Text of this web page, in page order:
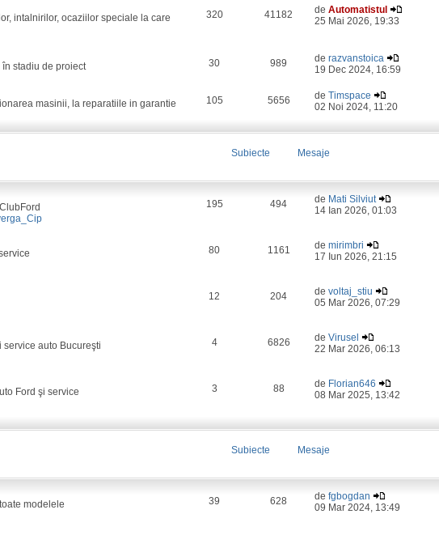
intalnirilor, ocaziilor speciale la care
320 41182 deAutomatistul
25 Mai 2026, 19:33
stadiu de proiect
30 989 derazvanstoica
19 Dec 2024, 16:59
masinii, la reparatiile in garantie
105 5656 deTimspace
02 Noi 2024, 11:20
Subiecte
Mesaje
195 494 de Mati Silviut
14 Ian 2026, 01:03
80 1161 demirimbri
17 Iun 2026, 21:15
12 204 devoltaj_stiu
05 Mar 2026, 07:29
service auto Bucureşti
4 6826 deVirusel
22 Mar 2026, 06:13
Ford şi service
3 88 de Florian646
08 Mar 2025, 13:42
Subiecte
Mesaje
modelele
39 628 defgbogdan
09 Mar 2024, 13:49